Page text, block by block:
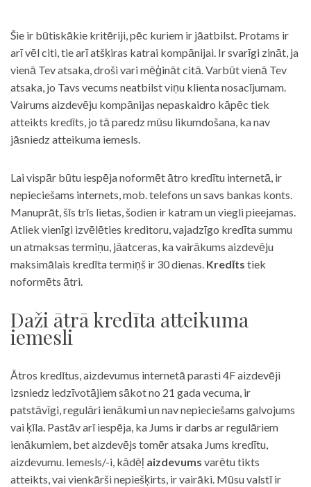
Šie ir būtiskākie kritēriji, pēc kuriem ir jāatbilst. Protams ir
arī vēl citi, tie arī atšķiras katrai kompānijai. Ir svarīgi zināt, ja
vienā Tev atsaka, droši vari mēģināt citā. Varbūt vienā Tev
atsaka, jo Tavs vecums neatbilst viņu klienta nosacījumam.
Vairums aizdevēju kompānijas nepaskaidro kāpēc tiek
atteikts kredīts, jo tā paredz mūsu likumdošana, ka nav
jāsniedz atteikuma iemesls.
Lai vispār būtu iespēja noformēt ātro kredītu internetā, ir
nepieciešams internets, mob. telefons un savs bankas konts.
Manuprāt, šīs trīs lietas, šodien ir katram un viegli pieejamas.
Atliek vienīgi izvēlēties kreditoru, vajadzīgo kredīta summu
un atmaksas termiņu, jāatceras, ka vairākums aizdevēju
maksimālais kredīta termiņš ir 30 dienas. Kredīts tiek
noformēts ātri.
Daži ātrā kredīta atteikuma
iemesli
Ātros kredītus, aizdevumus internetā parasti 4F aizdevēji
izsniedz iedzīvotājiem sākot no 21 gada vecuma, ir
patstāvīgi, regulāri ienākumi un nav nepieciešams galvojums
vai ķīla. Pastāv arī iespēja, ka Jums ir darbs ar regulāriem
ienākumiem, bet aizdevējs tomēr atsaka Jums kredītu,
aizdevumu. Iemesls/-i, kādēļ aizdevums varētu tikts
atteikts, vai vienkārši nepiešķirts, ir vairāki. Mūsu valstī ir